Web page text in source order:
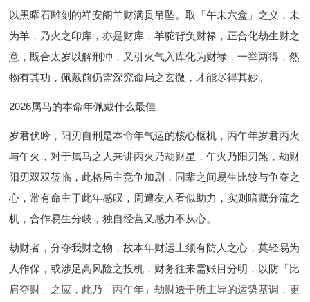
以黑曜石雕刻的祥安阁羊财满贯吊坠。取「午未六盒」之义，未
为羊，乃火之印库，亦是财库，羊驼背负财禄，正合化劫生财之
意，既合太岁以解刑冲，又引火气入库化为财禄，一举两得，然
物有其功，佩戴前仍需深究命局之玄微，才能尽得其妙。
2026属马的本命年佩戴什么最佳
岁君伏吟，阳刃自刑是本命年气运的核心枢机，丙午年岁君丙火
与午火，对于属马之人来讲丙火乃劫财星，午火乃阳刃煞，劫财
阳刃双双莅临，此格局主竞争加剧，同辈之间易生比较与争夺之
心，常有命主于此年感叹，周遭友人看似助力，实则暗藏分流之
机，合作易生分歧，独自经营又感力不从心。
劫财者，分夺我财之物，故本年财运上须有防人之心，莫轻易为
人作保，或涉足高风险之投机，财务往来需账目分明，以防「比
肩夺财」之应，此乃「丙午年」劫财透干所主导的运势基调，更